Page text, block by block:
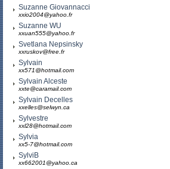
Suzanne Giovannacci
xxio2004@yahoo.fr
Suzanne WU
xxuan555@yahoo.fr
Svetlana Nepsinsky
xxruskov@free.fr
Sylvain
xx571@hotmail.com
Sylvain Alceste
xxte@caramail.com
Sylvain Decelles
xxelles@selwyn.ca
Sylvestre
xxl28@hotmail.com
Sylvia
xx5-7@hotmail.com
SylviB
xx662001@yahoo.ca